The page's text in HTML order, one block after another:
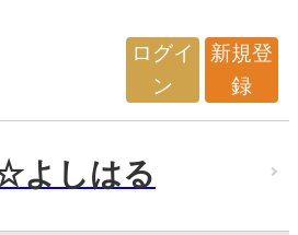
ログイ
ン
新規登
録
よしはる